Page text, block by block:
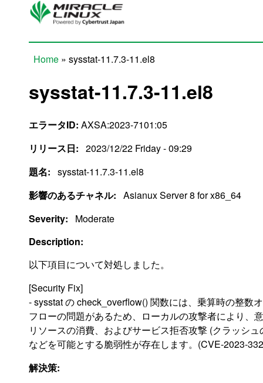
Skip to main content
Home » sysstat-11.7.3-11.el8
sysstat-11.7.3-11.el8
エラータID: AXSA:2023-7101:05
リリース日: 2023/12/22 Friday - 09:29
題名: sysstat-11.7.3-11.el8
影響のあるチャネル: Asianux Server 8 for x86_64
Severity:
Moderate
Description:
以下項目について対処しました。
[Security Fix]
- sysstat の check_overflow() 関数には、乗算時の整数
フローの問題があるため、ローカルの攻撃者により、
リソースの消費、およびサービス拒否攻撃 (クラッシュ
などを可能とする脆弱性が存在します。(CVE-2023-
解決策: